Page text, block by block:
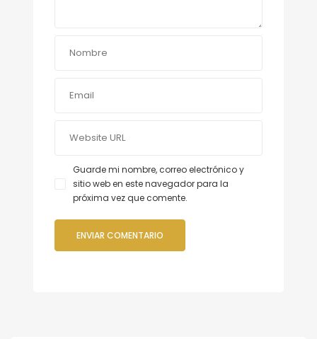
Guarde mi nombre, correo electrónico y
sitio web en este navegador para la
próxima vez que comente.